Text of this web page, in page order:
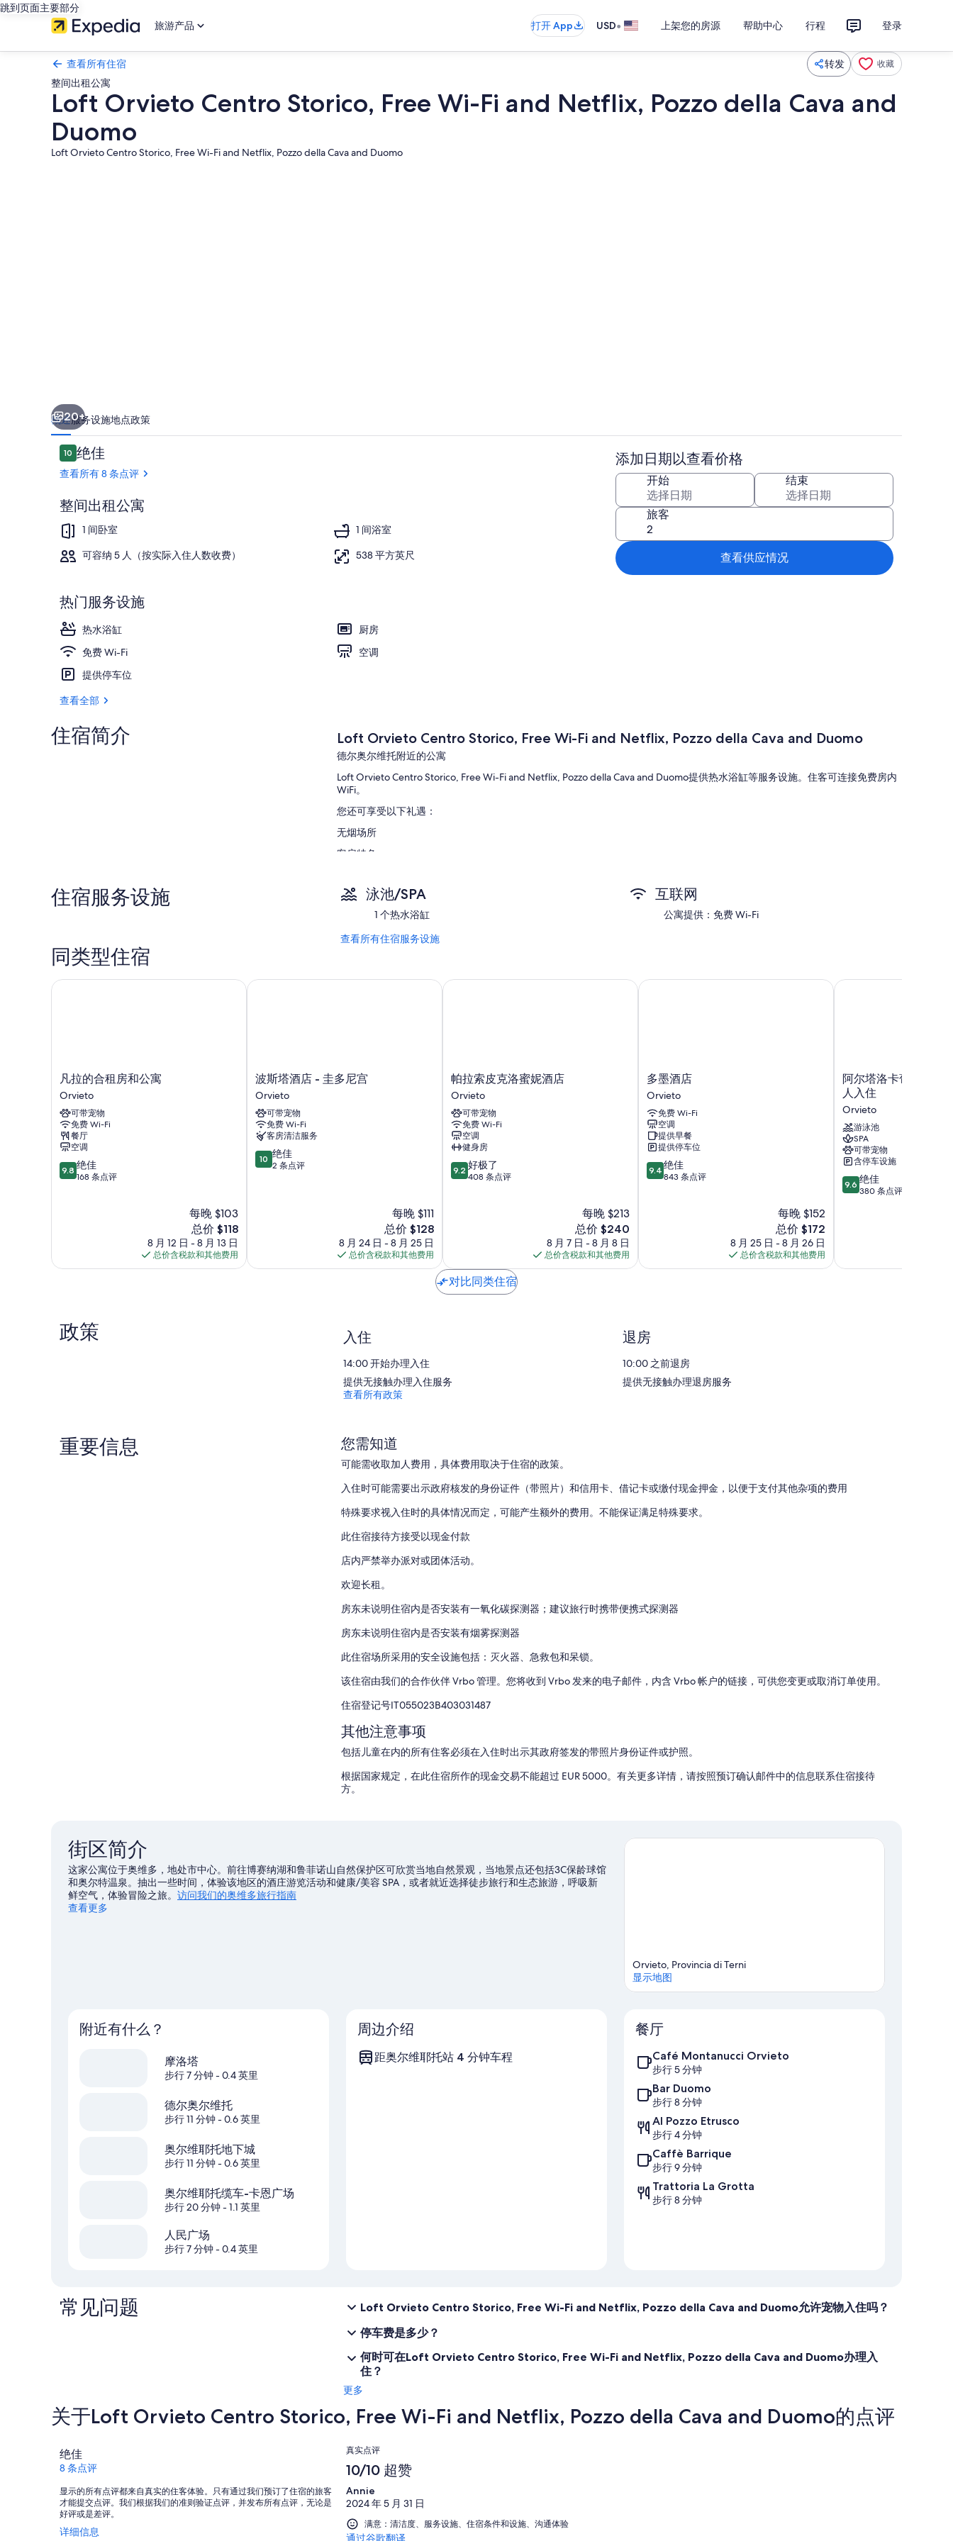
跳到页面主要部分
旅游产品
打开 App USD• 上架您的房源 帮助中心 行程 登录
查看所有住宿 转发 收藏
整间出租公寓
Loft Orvieto Centro Storico, Free Wi-Fi and Netflix, Pozzo della Cava and
Duomo
Loft Orvieto Centro Storico, Free Wi-Fi and Netflix, Pozzo della Cava and Duomo
Cava
and
Duomo
的
片
库
1 多间卧室、办公桌、熨斗/熨衣板、旅行婴儿床
智能电视
20+
概述服务设施地点政策
点
评
1010/10绝佳
查看所有 8 条点评
整间出租公寓
1 间卧室
1 间浴室
可容纳 5 人（按实际入住人数收费）
538 平方英尺
热门服务设施
热水浴缸
厨房
免费 Wi-Fi
空调
提供停车位
查看全部
添加日期以查看价格
开始 结束
旅客
查看供应情况
住宿简介 Loft Orvieto Centro Storico, Free Wi-Fi and Netflix, Pozzo della Cava and Duomo
德尔奥尔维托附近的公寓
Loft Orvieto Centro Storico, Free Wi-Fi and Netflix, Pozzo della Cava and Duomo提供热水浴缸等服务设施。住客可连接免费房内
WiFi。
您还可享受以下礼遇：
无烟场所
客房特色
费 WiFi和办公椅等设施/服务。
更多设施/服务还包括：
儿童书籍和旅行婴儿床
住宿服务设施 泳池/SPA
1 个热水浴缸
互联网
公寓提供：免费 Wi-Fi
查看所有住宿服务设施
同类型住宿
凡
拉
的
合
租
房
和
公
寓
凡拉的合租房和公寓
Orvieto
可带宠物
免费 Wi-Fi
餐厅
空调
9.8
分，
条
9.8 绝佳
168 条点评
每晚 $103
新
价
格
$118
总价 $118
8 月 12 日 - 8 月 13 日
总价含税款和其他费用
凡拉的合租房和公寓
波
斯
塔
酒
店
-
圭
多
波斯塔酒店 - 圭多尼宫
Orvieto
可带宠物
免费 Wi-Fi
客房清洁服务
10.0
分，
点
10 绝佳
2 条点评
每晚 $111
新
价
格
$128
总价 $128
8 月 24 日 - 8 月 25 日
总价含税款和其他费用
波斯塔酒店 - 圭多尼宫
帕
拉
索
皮
克
洛
蜜
妮
酒
帕拉索皮克洛蜜妮酒店
Orvieto
可带宠物
免费 Wi-Fi
空调
健身房
9.2
分，
408
条
点
9.2 好极了
408 条点评
每晚 $213
新
价
格
$240
总价 $240
8 月 7 日 - 8 月 8 日
总价含税款和其他费用
帕拉索皮克洛蜜妮酒店
多
墨
酒
店
Orvieto
多墨酒店
Orvieto
免费 Wi-Fi
空调
提供早餐
提供停车位
9.4
分，
条
9.4 绝佳
843 条点评
每晚 $152
新
价
格
$172
总价 $172
8 月 25 日 - 8 月 26 日
总价含税款和其他费用
多墨酒店
阿
尔
塔
洛
卡
葡
萄
酒
度
假
人
阿尔塔洛卡葡萄酒度
人入住
Orvieto
游泳池
SPA
可带宠物
含停车设施
9.6
分，
380
9.6 绝佳
380 条点评
阿尔塔洛卡葡萄酒度假
对比同类住宿
政策 入住
14:00 开始办理入住
提供无接触办理入住服务
退房
10:00 之前退房
提供无接触办理退房服务
查看所有政策
重要信息 您需知道
可能需收取加人费用，具体费用取决于住宿的政策。
入住时可能需要出示政府核发的身份证件（带照片）和信用卡、借记卡或缴付现金押金，以便于支付其他杂项的费用
特殊要求视入住时的具体情况而定，可能产生额外的费用。不能保证满足特殊要求。
此住宿接待方接受以现金付款
店内严禁举办派对或团体活动。
欢迎长租。
房东未说明住宿内是否安装有一氧化碳探测器；建议旅行时携带便携式探测器
房东未说明住宿内是否安装有烟雾探测器
此住宿场所采用的安全设施包括：灭火器、急救包和呆锁。
该住宿由我们的合作伙伴 Vrbo 管理。您将收到 Vrbo 发来的电子邮件，内含 Vrbo 帐户的链接，可供您变更或取消订单使用。
住宿登记号IT055023B403031487
其他注意事项
包括儿童在内的所有住客必须在入住时出示其政府签发的带照片身份证件或护照。
根据国家规定，在此住宿所作的现金交易不能超过 EUR 5000。有关更多详情，请按照预订确认邮件中的信息联系住宿接待
方。
街区简介
这家公寓位于奥维多，地处市中心。前往博赛纳湖和鲁菲诺山自然保护区可欣赏当地自然景观，当地景点还包括3C保龄球馆
和奥尔特温泉。抽出一些时间，体验该地区的酒庄游览活动和健康/美容 SPA，或者就近选择徒步旅行和生态旅游，呼吸新
鲜空气，体验冒险之旅。 访问我们的奥维多旅行指南
查看更多
Orvieto, Provincia di Terni
显示地图
附近有什么？
摩洛塔
步行 7 分钟- 0.4 英里
德尔奥尔维托
步行 11 分钟- 0.6 英里
奥尔维耶托地下城
步行 11 分钟- 0.6 英里
奥尔维耶托缆车-卡恩广场
步行 20 分钟- 1.1 英里
人民广场
步行 7 分钟- 0.4 英里
周边介绍
距奥尔维耶托站 4 分钟车程
餐厅
Café Montanucci Orvieto
步行 5 分钟
Bar Duomo
步行 8 分钟
Al Pozzo Etrusco
步行 4 分钟
Caffè Barrique
步行 9 分钟
Trattoria La Grotta
步行 8 分钟
常见问题
Loft Orvieto Centro Storico, Free Wi-Fi and Netflix, Pozzo della Cava and Duomo允许宠物入住吗？
停车费是多少？
何时可在Loft Orvieto Centro Storico, Free Wi-Fi and Netflix, Pozzo della Cava and Duomo办理入
住？
更多
关于Loft Orvieto Centro Storico, Free Wi-Fi and Netflix, Pozzo della Cava and Duomo的点评
点
评
绝佳
8 条点评
显示的所有点评都来自真实的住客体验。只有通过我们预订了住宿的旅客
才能提交点评。我们根据我们的准则验证点评，并发布所有点评，无论是
好评或是差评。
详细信息
在
点
评
真实点评
10/10 超赞
Annie
2024 年 5 月 31 日
满意：清洁度、服务设施、住宿条件和设施、沟通体验
通过谷歌翻译